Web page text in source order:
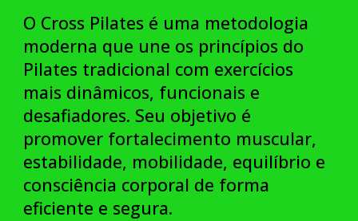
O Cross Pilates é uma metodologia
moderna que une os princípios do
Pilates tradicional com exercícios
mais dinâmicos, funcionais e
desafiadores. Seu objetivo é
promover fortalecimento muscular,
estabilidade, mobilidade, equilíbrio e
consciência corporal de forma
eficiente e segura.